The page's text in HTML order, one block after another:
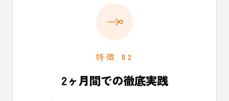
特徴 02
2ヶ月間での徹底実践